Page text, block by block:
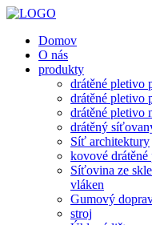
Domov
O nás
produkty
drátěné pletivo
drátěné pletivo
drátěné pletivo
drátěný
Síť architektury
kovové drátěné
Síťovina ze
vláken
Gumový
stroj